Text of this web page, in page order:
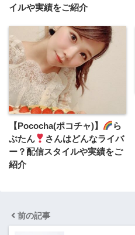
イルや実績をご紹介
【Pococha(ポコチャ)】
ら
ぶたん
さんはどんなライバ
ー？配信スタイルや実績をご
紹介
前の記事